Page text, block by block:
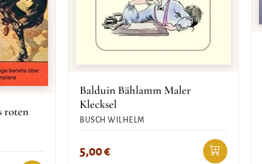
roten
Balduin Bählamm Maler
Klecksel
BUSCH WILHELM
5,00€